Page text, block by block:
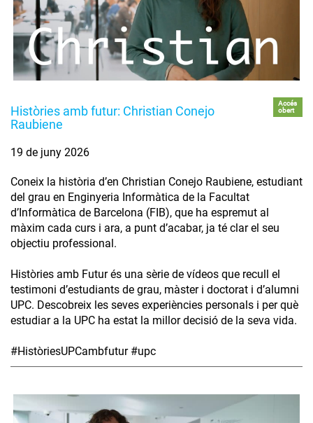
Històries amb futur: Christian Conejo
Raubiene
Accés
obert
19 de juny 2026
Coneix la història d’en Christian Conejo Raubiene, estudiant
del grau en Enginyeria Informàtica de la Facultat
d’Informàtica de Barcelona (FIB), que ha espremut al
màxim cada curs i ara, a punt d’acabar, ja té clar el seu
objectiu professional.
Històries amb Futur és una sèrie de vídeos que recull el
testimoni d’estudiants de grau, màster i doctorat i d’alumni
UPC. Descobreix les seves experiències personals i per què
estudiar a la UPC ha estat la millor decisió de la seva vida.
#HistòriesUPCambfutur #upc